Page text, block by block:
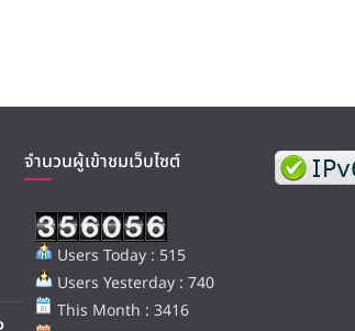
จำนวนผู้เข้าชมเว็บไซต์
Users Today : 515
Users Yesterday : 740
This Month : 3416